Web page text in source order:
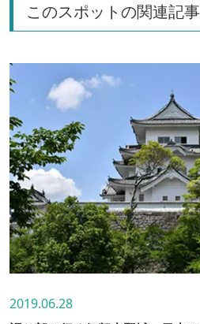
このスポットの関連記事
2019.06.28